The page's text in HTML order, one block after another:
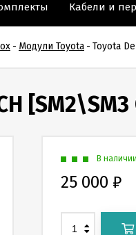
Кабели и
- Модули Toyota - Toyota
[SM2\SM3
В наличии
25 000 ₽